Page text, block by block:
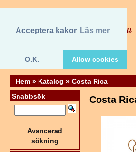
Acceptera kakor Läs mer
O.K. Allow cookies
Hem » Katalog » Costa Rica
Costa
Snabbsök
Avancerad
sökning